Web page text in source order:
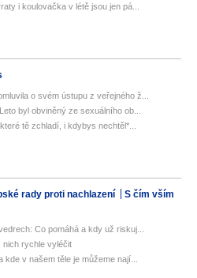
i koulovačka v létě jsou jen pá...
o svém ústupu z veřejného ž...
byl obviněný ze sexuálního ob...
tě zchladí, i kdybys nechtěl*...
rady proti nachlazení
S čím vším
Co pomáhá a kdy už riskuj...
nich rychle vyléčit
v našem těle je můžeme nají...